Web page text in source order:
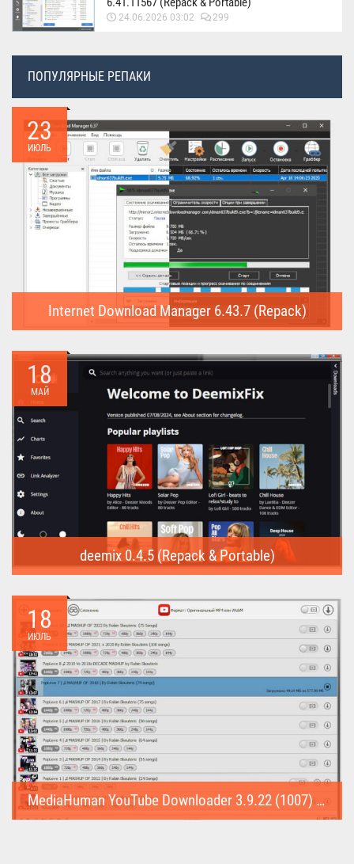
24.06.2026 03:02 299
ПОПУЛЯРНЫЕ РЕПАКИ
23
ИЮЛЬ
Internet Download Manager 6.43.7 (Repack)
предназначена для...
18
МАЙ
deemix 0.4.5 (Repack & Portable)
треки...
18
ИЮЛЬ
MediaHuman YouTube Downloader 3.9.22 (1007) (Repack & Portable)